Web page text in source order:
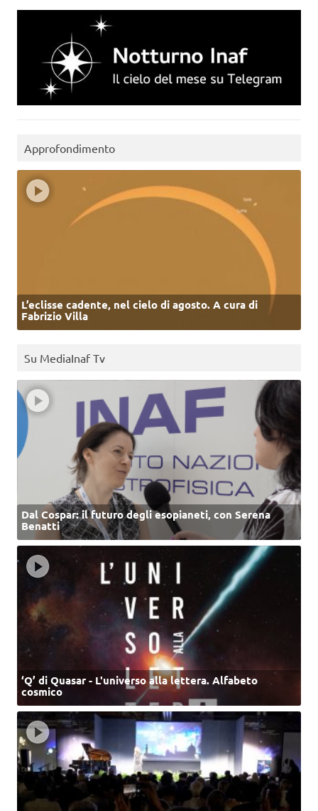
Approfondimento
L’eclisse cadente, nel cielo di agosto. A cura di
Fabrizio Villa
Su MediaInaf Tv
Dal Cospar: il futuro degli esopianeti, con Serena
Benatti
‘Q’ di Quasar - L'universo alla lettera. Alfabeto
cosmico